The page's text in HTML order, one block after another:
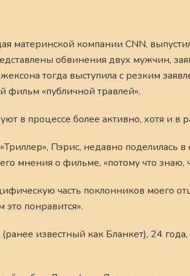
материнской компании CNN,
обвинения двух мужчин,
тогда выступила с резким
фильм «публичной травлей».
в процессе более активно, хотя и в
Пэрис, недавно поделилась
мнения о фильме, «потому что знаю,
часть поклонников моего
понравится».
известный как Бланкет), 24